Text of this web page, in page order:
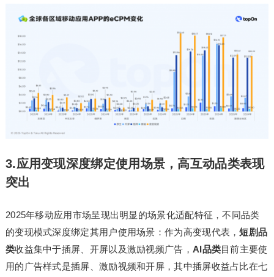
3.应用变现深度绑定使用场景，高互动品类表现
突出
2025年移动应用市场呈现出明显的场景化适配特征，不同品类
的变现模式深度绑定其用户使用场景：作为高变现代表，短剧品
类收益集中于插屏、开屏以及激励视频广告， AI品类目前主要使
用的广告样式是插屏、激励视频和开屏，其中插屏收益占比在七